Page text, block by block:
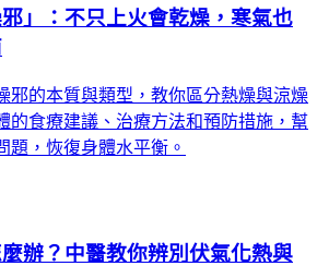
」：不只上火會乾燥，寒氣也
邪的本質與類型，教你區分熱燥與涼燥
的食療建議、治療方法和預防措施，幫
題，恢復身體水平衡。
辦？中醫教你辨別伏氣化熱與